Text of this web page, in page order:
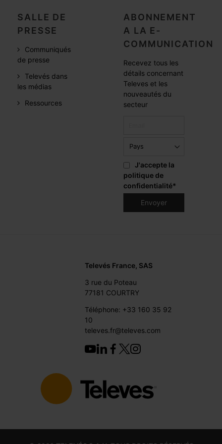
SALLE DE
PRESSE
Communiqués
de presse
Televés dans
les médias
Ressources
ABONNEMENT
A LA E-
COMMUNICATION
Recevez tous les
détails concernant
Televes et les
nouveautés du
secteur
J'accepte la
politique de
confidentialité*
Televés France, SAS
3 rue du Poteau
77181 COURTRY
Téléphone: +33 160 35 92
10
televes.fr@televes.com